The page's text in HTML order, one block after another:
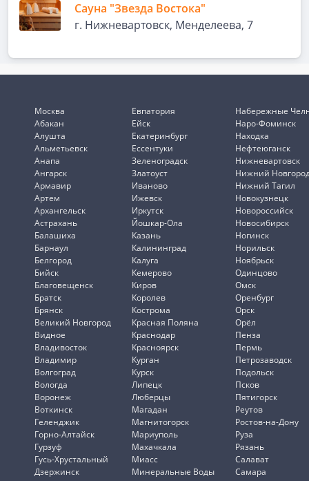
Сауна "Звезда Востока"
г. Нижневартовск, Менделеева, 7
Москва
Абакан
Алушта
Альметьевск
Анапа
Ангарск
Армавир
Артем
Архангельск
Астрахань
Балашиха
Барнаул
Белгород
Бийск
Благовещенск
Братск
Брянск
Великий Новгород
Видное
Владивосток
Владимир
Волгоград
Вологда
Воронеж
Воткинск
Геленджик
Горно-Алтайск
Гурзуф
Гусь-Хрустальный
Дзержинск
Евпатория
Ейск
Екатеринбург
Ессентуки
Зеленоградск
Златоуст
Иваново
Ижевск
Иркутск
Йошкар-Ола
Казань
Калининград
Калуга
Кемерово
Киров
Королев
Кострома
Красная Поляна
Краснодар
Красноярск
Курган
Курск
Липецк
Люберцы
Магадан
Магнитогорск
Мариуполь
Махачкала
Миасс
Минеральные Воды
Набережные
Наро-Фоминск
Находка
Нефтеюганск
Нижневартовск
Нижний
Нижний Тагил
Новокузнецк
Новороссийск
Новосибирск
Ногинск
Норильск
Ноябрьск
Одинцово
Омск
Оренбург
Орск
Орёл
Пенза
Пермь
Петрозаводск
Подольск
Псков
Пятигорск
Реутов
Ростов-на-Дону
Руза
Рязань
Салават
Самара